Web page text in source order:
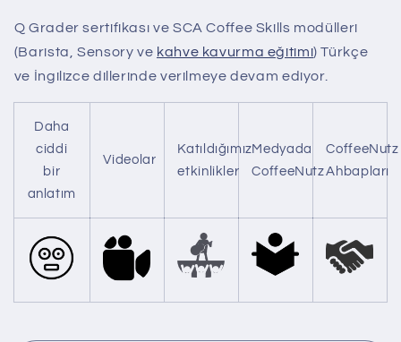
Q Grader sertifikası ve SCA Coffee Skills modülleri
(Barista, Sensory ve kahve kavurma eğitimi) Türkçe
ve İngilizce dillerinde verilmeye devam ediyor.
Daha
ciddi
bir
anlatım
Videolar
Katıldığımız
etkinlikler
Medyada
CoffeeNutz
CoffeeNutz
Ahbapları